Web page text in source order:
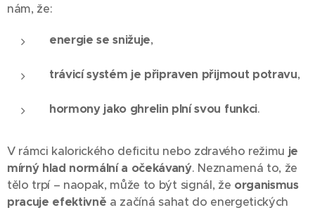
nám, že:
energie se snižuje,
trávicí systém je připraven přijmout potravu,
hormony jako ghrelin plní svou funkci.
V rámci kalorického deficitu nebo zdravého režimu je
mírný hlad normální a očekávaný. Neznamená to, že
tělo trpí – naopak, může to být signál, že organismus
pracuje efektivně a začíná sahat do energetických